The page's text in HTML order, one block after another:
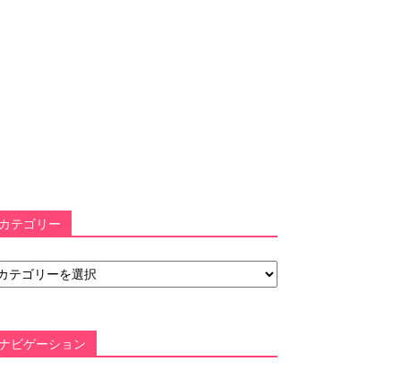
カテゴリー
ビゲーション